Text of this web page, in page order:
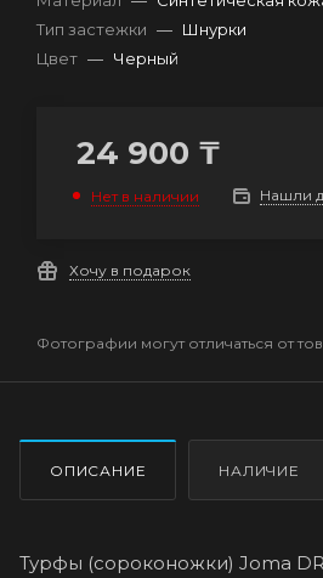
Тип застежки — Шнурки
Цвет — Черный
24 900 ₸
Нет в наличии Нашли
Хочу в подарок
Фотографии могут отличаться от
ОПИСАНИЕ НАЛИЧИЕ
Турфы (сороконожки) Joma